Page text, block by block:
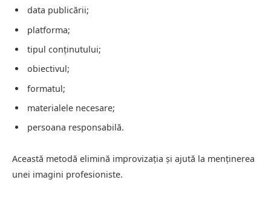
data publicării;
platforma;
tipul conținutului;
obiectivul;
formatul;
materialele necesare;
persoana responsabilă.
Această metodă elimină improvizația și ajută la menținerea
unei imagini profesioniste.